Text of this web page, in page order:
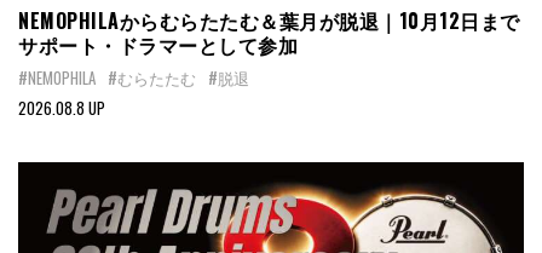
NEMOPHILAからむらたたむ＆葉月が脱退｜10月12日まで
サポート・ドラマーとして参加
#NEMOPHILA #むらたたむ #脱退
2026.08.8 UP